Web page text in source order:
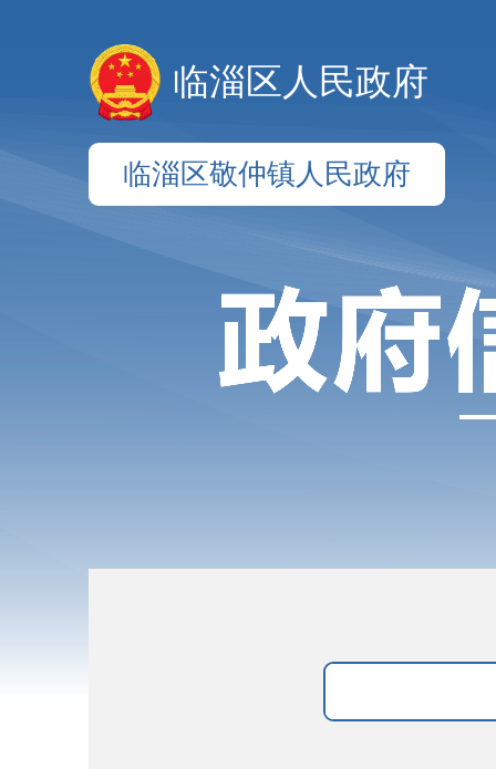
临淄区人民政府
临淄区敬仲镇人民政府